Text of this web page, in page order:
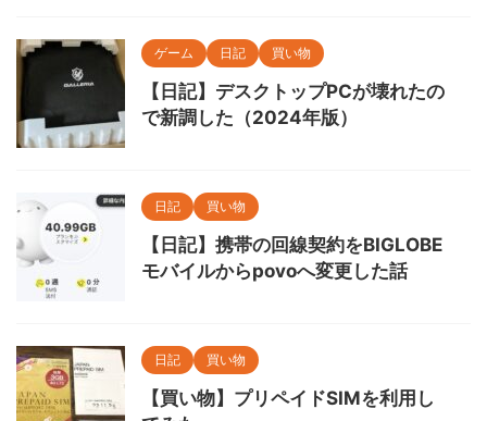
ゲーム 日記 買い物
【日記】デスクトップPCが壊れたの
で新調した（2024年版）
日記 買い物
【日記】携帯の回線契約をBIGLOBE
モバイルからpovoへ変更した話
日記 買い物
【買い物】プリペイドSIMを利用し